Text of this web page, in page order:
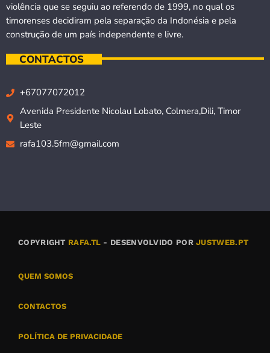
violência que se seguiu ao referendo de 1999, no qual os
timorenses decidiram pela separação da Indonésia e pela
construção de um país independente e livre.
CONTACTOS
+67077072012
Avenida Presidente Nicolau Lobato, Colmera,Dili, Timor
Leste
rafa103.5fm@gmail.com
COPYRIGHT RAFA.TL - DESENVOLVIDO PORJUSTWEB.PT
QUEM SOMOS
CONTACTOS
POLÍTICA DE PRIVACIDADE